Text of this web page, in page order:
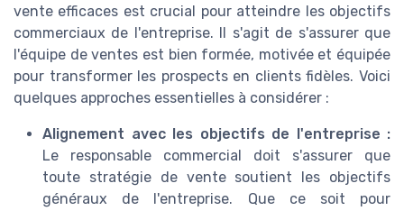
vente efficaces est crucial pour atteindre les objectifs
commerciaux de l'entreprise. Il s'agit de s'assurer que
l'équipe de ventes est bien formée, motivée et équipée
pour transformer les prospects en clients fidèles. Voici
quelques approches essentielles à considérer :
Alignement avec les objectifs de l'entreprise :
Le responsable commercial doit s'assurer que
toute stratégie de vente soutient les objectifs
généraux de l'entreprise. Que ce soit pour